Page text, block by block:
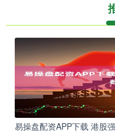
易操盘配资APP下载 港股